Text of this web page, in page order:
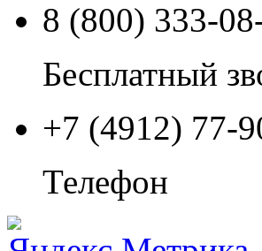
8 (800) 333-
Бесплатный
+7 (4912) 77-
Телефон